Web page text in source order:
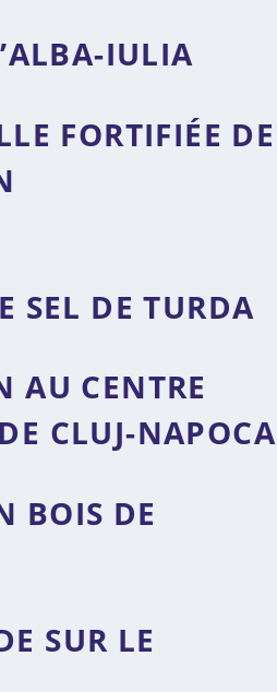
IULIA
FORTIFIÉE DE
SEL DE TURDA
AU CENTRE
CLUJ-NAPOCA
BOIS DE
SUR LE